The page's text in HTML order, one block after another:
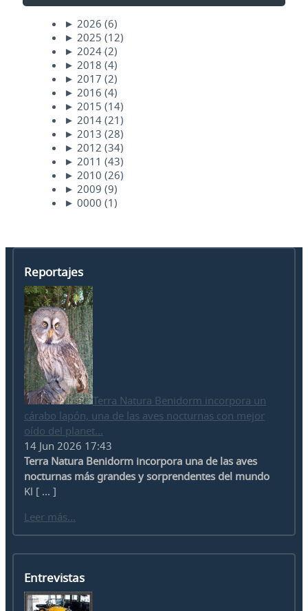
► 2026 (6)
► 2025 (12)
► 2024 (2)
► 2018 (4)
► 2017 (2)
► 2016 (4)
► 2015 (14)
► 2014 (21)
► 2013 (28)
► 2012 (34)
► 2011 (43)
► 2010 (26)
► 2009 (9)
► 0000 (1)
Reportajes
Terra Natura Benidorm incorpora un
cárabo lapón, una de las aves nocturnas con mejor
oído del planet...
14 Jun 2026 17:43
Terra Natura Benidorm incorpora una de las aves
nocturnas más grandes y sorprendentes del mundo
Kl [ ... ]
Leer más...
Entrevistas